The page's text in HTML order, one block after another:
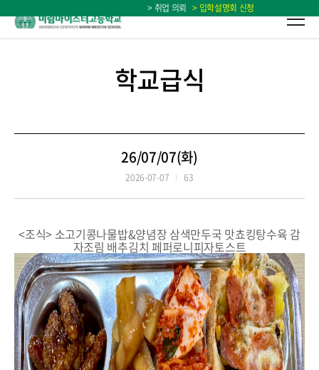
> 취업 의뢰 > 입학설명회 신청
학교급식
26/07/07(화)
2026-07-07 63
<조식> 소고기콩나물밥&양념장 삼색만두국 맛쵸킹탕수육 감
자조림 배추김치 페퍼로니피자토스트